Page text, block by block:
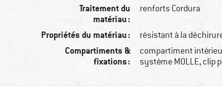
Traitement du
matériau :
renforts Cordura
Propriétés du matériau : résistant à la
Compartiments &
fixations :
compartiment
système MOLLE, clip